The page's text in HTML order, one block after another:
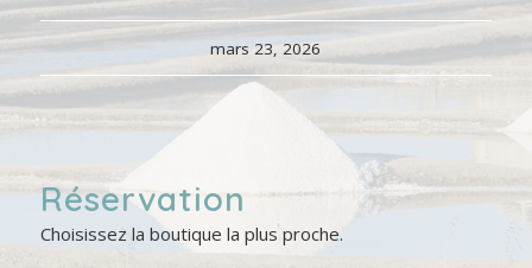
mars 23, 2026
Réservation
Choisissez la boutique la plus proche.